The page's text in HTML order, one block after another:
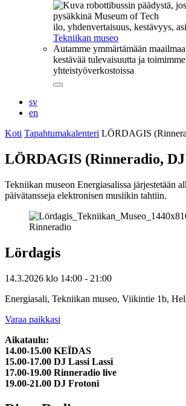
ilo, yhdenvertaisuus, kestävyys,
Tekniikan museo
Autamme ymmärtämään
kestävää tulevaisuutta ja
yhteistyöverkostoissa
Sulje
sv
en
Koti Tapahtumakalenteri LÖRDAGIS
LÖRDAGIS (Rinneradio, DJ
Tekniikan museon Energiasalissa järjestetään
päivätansseja elektronisen musiikin tahtiin.
Lördagis
14.3.2026 klo 14:00 - 21:00
Energiasali, Tekniikan museo, Viikintie 1b,
Varaa paikkasi
Aikataulu:
14.00-15.00 KEÏDAS
15.00-17.00 DJ Lassi Lassi
17.00-19.00 Rinneradio live
19.00-21.00 DJ Frotoni